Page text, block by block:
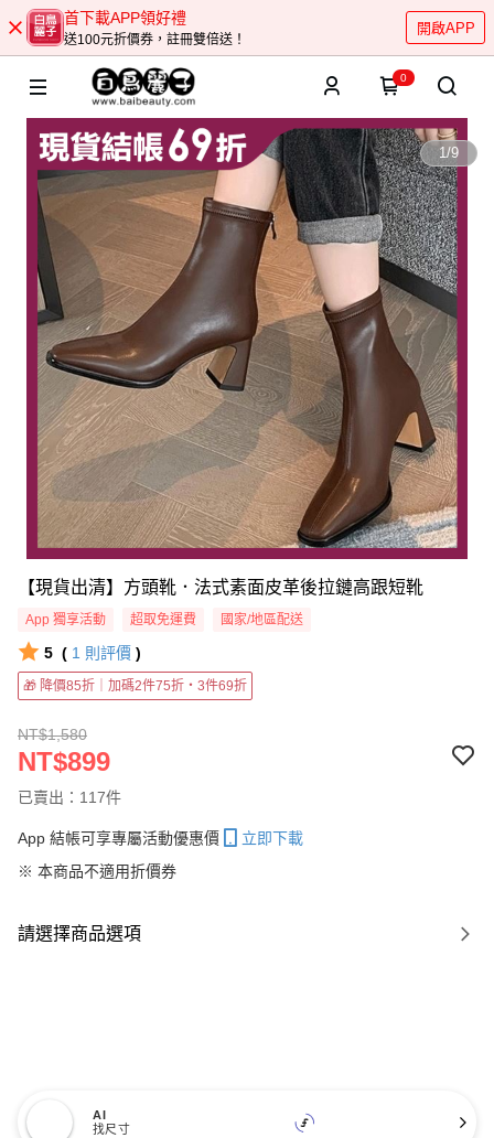
首下載APP領好禮
送100元折價券，註冊雙倍送！
開啟APP
0
1/9
【現貨出清】方頭靴．法式素面皮革後拉鏈高跟短靴
App 獨享活動 超取免運費 國家/地區配送
5 ( 1 則評價 )
🎁 降價85折｜加碼2件75折・3件69折
NT$1,580
NT$899
已賣出：117件
App 結帳可享專屬活動優惠價
立即下載
※ 本商品不適用折價券
請選擇商品選項
AI
找尺寸